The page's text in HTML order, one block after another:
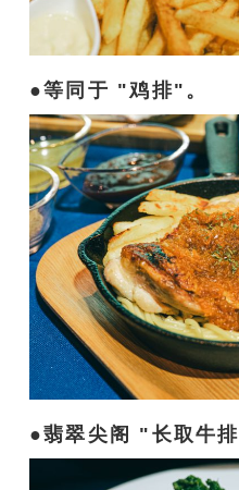
等同于 "鸡排"。
翡翠尖阁 "长取牛排